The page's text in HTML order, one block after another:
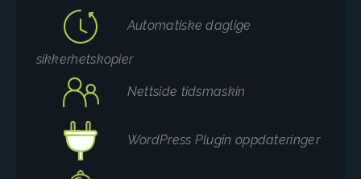
Automatiske daglige
sikkerhetskopier
Nettside tidsmaskin
WordPress Plugin oppdateringer